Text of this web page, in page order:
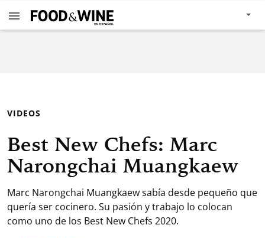
VIDEOS
Best New Chefs: Marc
Narongchai Muangkaew
Marc Narongchai Muangkaew sabía desde pequeño que
quería ser cocinero. Su pasión y trabajo lo colocan
como uno de los Best New Chefs 2020.